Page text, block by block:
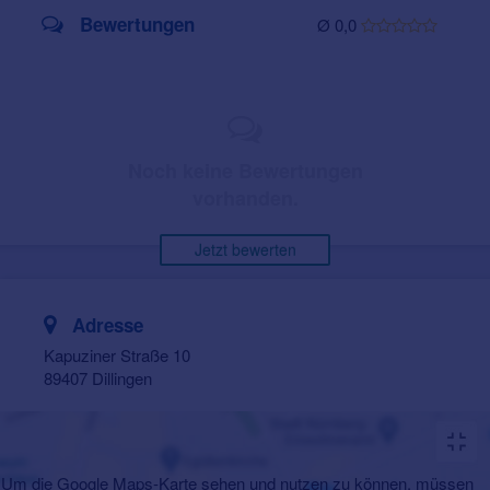
Ø 0,0
Bewertungen
Jetzt bewerten
Adresse
Kapuziner Straße 10
89407 Dillingen
Um die Google Maps-Karte sehen und nutzen zu können, müssen